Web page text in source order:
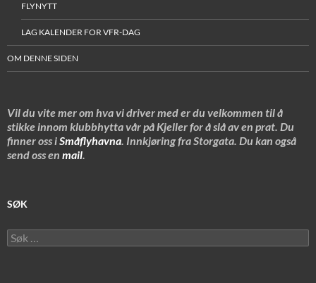
FLYNYTT
LAG KALENDER FOR VFR-DAG
OM DENNE SIDEN
Vil du vite mer om hva vi driver med er du velkommen til å
stikke innom klubbhytta vår på Kjeller for å slå av en prat. Du
finner oss iSmåflyhavna. Innkjøring fra Storgata. Du kan også
send oss en mail.
SØK
Søk
etter: